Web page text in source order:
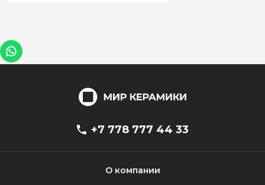
+7 778 777 44 33
О компании